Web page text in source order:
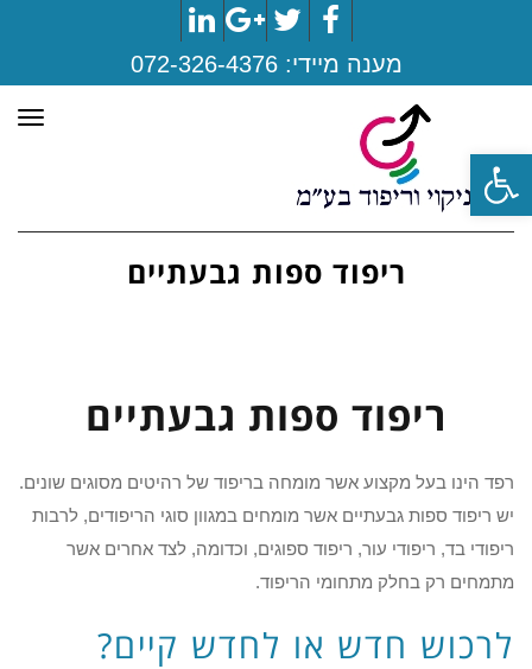
פתח סרגל נגישות
Facebook
Twitter
Google+
LinkedIn
מענה מיידי:072-326-4376
ריפוד ספות גבעתיים
ריפוד ספות גבעתיים
רפד הינו בעל מקצוע אשר מומחה בריפוד של רהיטים מסוגים שונים.
יש ריפוד ספות גבעתיים אשר מומחים במגוון סוגי הריפודים, לרבות
ריפודי בד, ריפודי עור, ריפוד ספוגים, וכדומה, לצד אחרים אשר
מתמחים רק בחלק מתחומי הריפוד.
לרכוש חדש או לחדש קיים?